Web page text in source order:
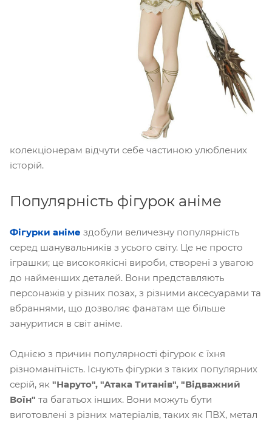
колекціонерам відчути себе частиною улюблених
історій.
Популярність фігурок аніме
Фігурки аніме здобули величезну популярність
серед шанувальників з усього світу. Це не просто
іграшки; це високоякісні вироби, створені з увагою
до найменших деталей. Вони представляють
персонажів у різних позах, з різними аксесуарами та
вбраннями, що дозволяє фанатам ще більше
зануритися в світ аніме.
Однією з причин популярності фігурок є їхня
різноманітність. Існують фігурки з таких популярних
серій, як "Наруто", "Атака Титанів", "Відважний
Воїн" та багатьох інших. Вони можуть бути
виготовлені з різних матеріалів, таких як ПВХ, метал